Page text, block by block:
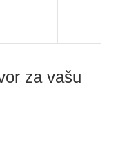
za vašu